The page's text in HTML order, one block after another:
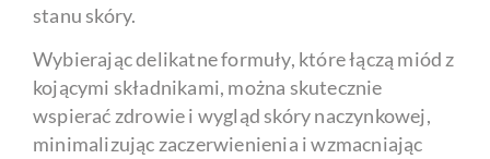
stanu skóry.
Wybierając delikatne formuły, które łączą miód z
kojącymi składnikami, można skutecznie
wspierać zdrowie i wygląd skóry naczynkowej,
minimalizując zaczerwienienia i wzmacniając